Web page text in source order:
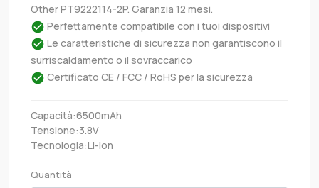
Other PT9222114-2P. Garanzia 12 mesi.
Perfettamente compatibile con i tuoi dispositivi
Le caratteristiche di sicurezza non garantiscono il
surriscaldamento o il sovraccarico
Certificato CE / FCC / RoHS per la sicurezza
Capacità:6500mAh
Tensione:3.8V
Tecnologia:Li-ion
Quantità